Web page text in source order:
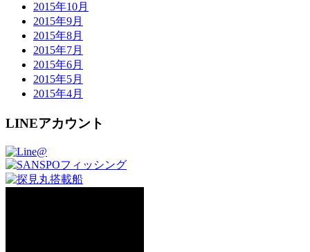
2015年10月
2015年9月
2015年8月
2015年7月
2015年6月
2015年5月
2015年4月
LINEアカウント